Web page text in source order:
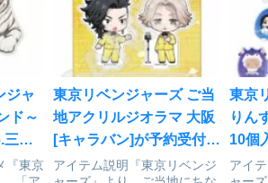
ジャ
ド～
三ツ
ナシ
『東京
東京リベンジャーズ ご当
地アクリルジオラマ 大阪
[キャラバン]が予約受付開
始
アイテム説明『東京リベンジ
東京
りん
10個
ミテ
アイ